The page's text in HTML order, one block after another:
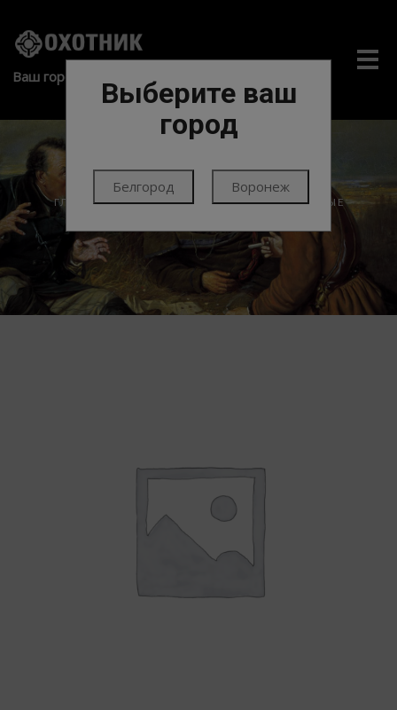
Ваш город:
Выберите ваш
город
Белгород Воронеж
ГЛАВНАЯ ЭКИПИРОВКА ОБВЕС
ДУЛЬНЫЕ